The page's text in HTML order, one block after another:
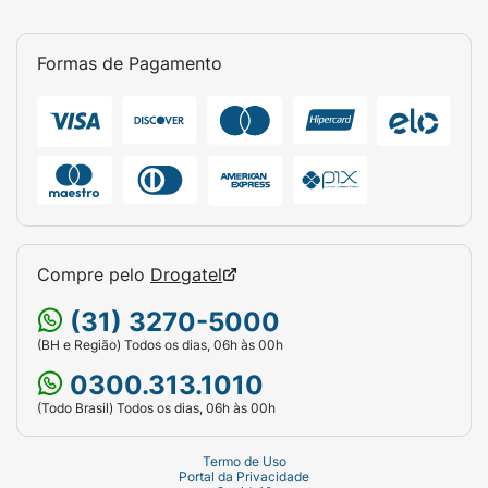
Rhesus são características especiais das
células vermelhas do sangue humano.
o chamado fator Rhesus tipo D (RhD) em suas
células vermelhas do sangue. Essas pessoas
são chamadas de RhD-positivo. As pessoas
que não possuem o fator Rhesus tipo D são
Formas de Pagamento
Compre pelo Drogatel
(31) 3270-5000
(BH e Região) Todos os dias, 06h às 00h
0300.313.1010
(Todo Brasil) Todos os dias, 06h às 00h
Termo de Uso
Portal da Privacidade